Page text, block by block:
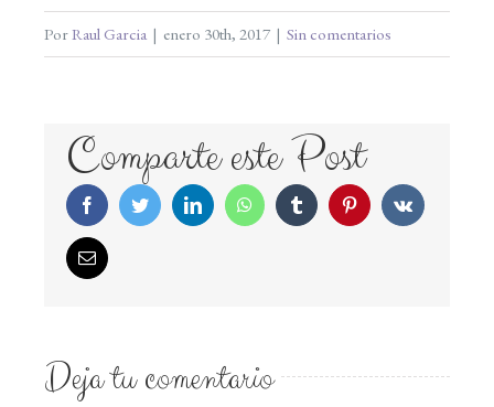
PorRaul Garcia | enero 30th, 2017 | Sin comentarios
Comparte este Post
FacebookTwitterLinkedInWhatsAppTumblr PinterestVk
Correo
electrónico
Deja tu comentario